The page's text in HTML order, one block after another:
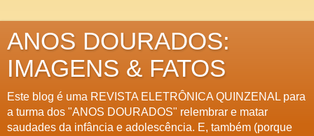
ANOS DOURADOS:
IMAGENS & FATOS
Este blog é uma REVISTA ELETRÔNICA QUINZENAL para
a turma dos "ANOS DOURADOS" relembrar e matar
saudades da infância e adolescência. E, também (porque